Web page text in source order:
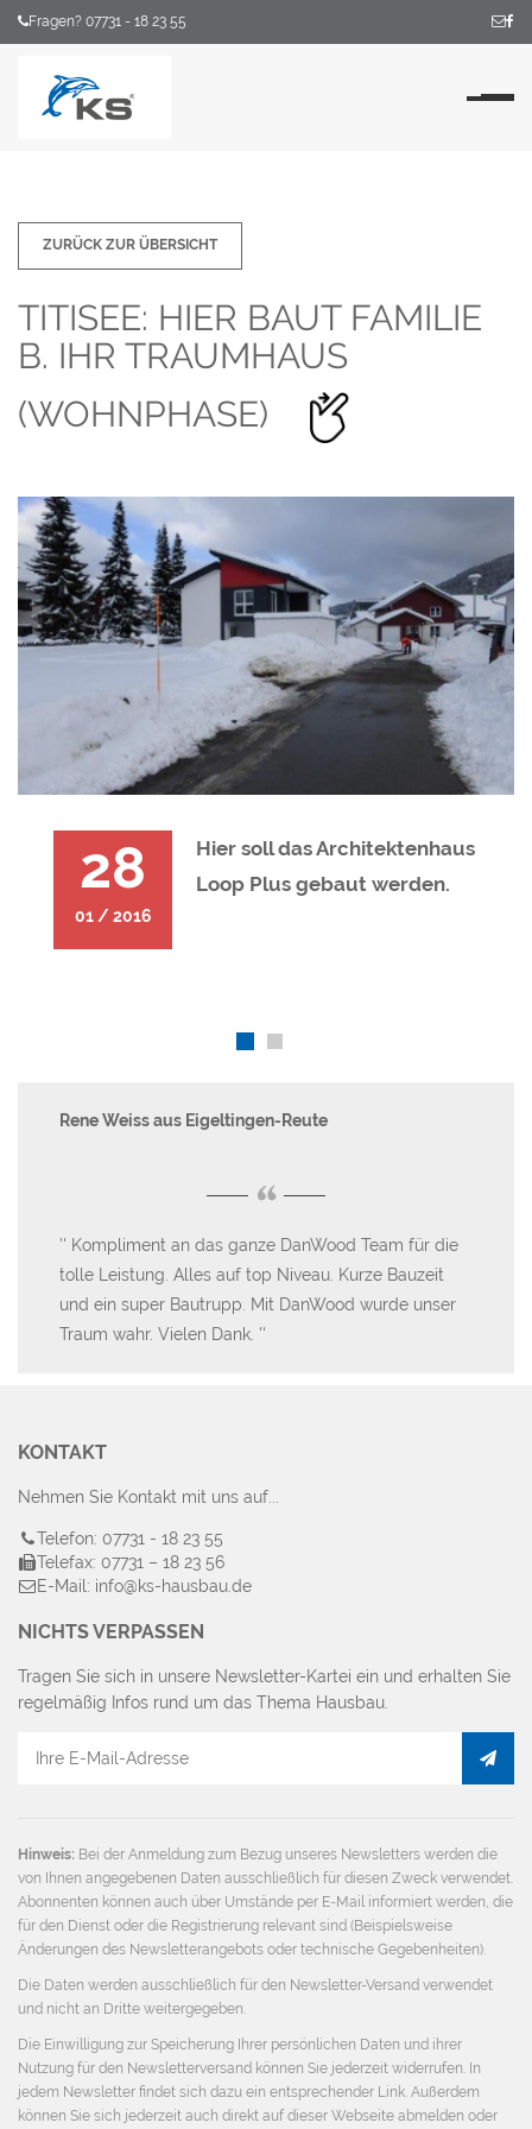
Fragen? 07731 - 18 23 55
ZURÜCK ZUR ÜBERSICHT
TITISEE: HIER BAUT FAMILIE
B. IHR TRAUMHAUS
(WOHNPHASE)
28
01 / 2016
Hier soll das Architektenhaus
Loop Plus gebaut werden.
Rene Weiss aus Eigeltingen-Reute
“
Kompliment an das ganze DanWood Team für die
tolle Leistung. Alles auf top Niveau. Kurze Bauzeit
und ein super Bautrupp. Mit DanWood wurde unser
Traum wahr. Vielen Dank.
KONTAKT
Nehmen Sie Kontakt mit uns auf...
Telefon: 07731 - 18 23 55
Telefax: 07731 – 18 23 56
E-Mail: info@ks-hausbau.de
NICHTS VERPASSEN
Tragen Sie sich in unsere Newsletter-Kartei ein und erhalten Sie
regelmäßig Infos rund um das Thema Hausbau.
Hinweis: Bei der Anmeldung zum Bezug unseres Newsletters werden die
von Ihnen angegebenen Daten ausschließlich für diesen Zweck verwendet.
Abonnenten können auch über Umstände per E-Mail informiert werden, die
für den Dienst oder die Registrierung relevant sind (Beispielsweise
Änderungen des Newsletterangebots oder technische Gegebenheiten).
Die Daten werden ausschließlich für den Newsletter-Versand verwendet
und nicht an Dritte weitergegeben.
Die Einwilligung zur Speicherung Ihrer persönlichen Daten und ihrer
Nutzung für den Newsletterversand können Sie jederzeit widerrufen. In
jedem Newsletter findet sich dazu ein entsprechender Link. Außerdem
können Sie sich jederzeit auch direkt auf dieser Webseite abmelden oder